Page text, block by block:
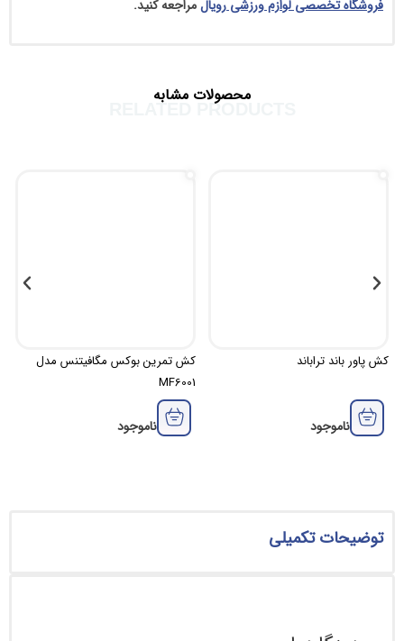
لوازم ورزشی رویالمراجعه کنید.
RELATED PRODUCTS
محصولات مشابه
کش تمرین بوکس مگافیتنس مدل
کش پاورباند
تکمیلی